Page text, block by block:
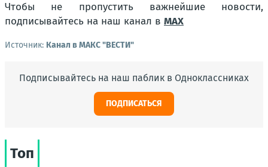
Чтобы не пропустить важнейшие новости,
подписывайтесь на наш канал в MAX
Источник: Канал в МАКС "ВЕСТИ"
Подписывайтесь на наш паблик в Одноклассниках
ПОДПИСАТЬСЯ
Топ